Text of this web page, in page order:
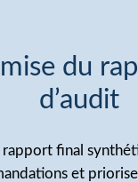
du
d’audit
rapport final
et